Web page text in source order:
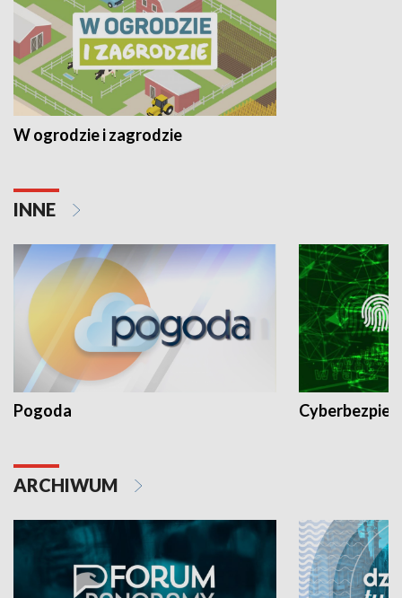
W ogrodzie i zagrodzie
INNE
Pogoda
ARCHIWUM